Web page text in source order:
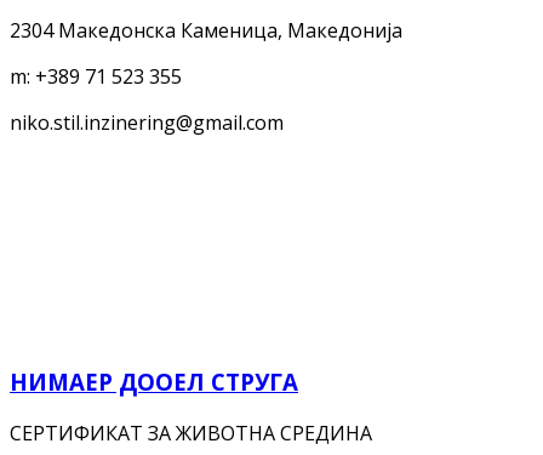
2304 Македонска Каменица, Македонија
m: +389 71 523 355
niko.stil.inzinering@gmail.com
НИМАЕР ДООЕЛ СТРУГА
СЕРТИФИКАТ ЗА ЖИВОТНА СРЕДИНА